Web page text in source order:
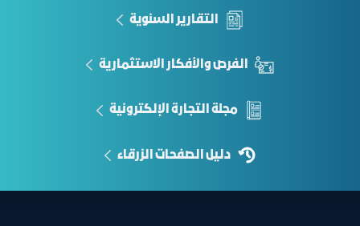
التقارير السنوية
الفرص والأفكار الاستثمارية
مجلة التجارة الإلكترونية
دليل الصفحات الزرقاء